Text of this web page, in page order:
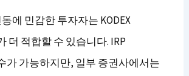
에 민감한 투자자는 KODEX
더 적합할 수 있습니다. IRP
가 가능하지만, 일부 증권사에서는